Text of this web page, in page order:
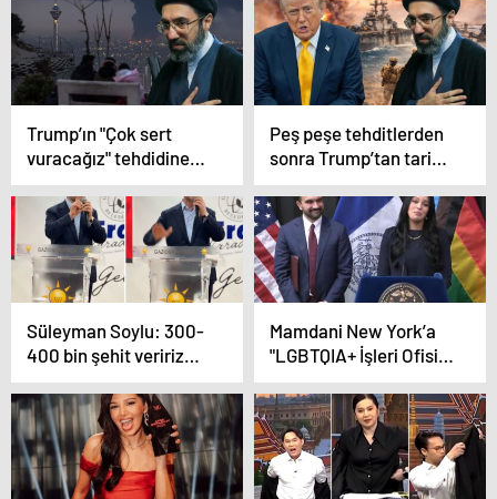
görüntüleri
Trump’ın "Çok sert
vuracağız" tehdidine
İran meydan okudu
Peş peşe tehditlerden
sonra Trump’tan tarihi
geri adımı: İran’a
bırakmaya hazır
Süleyman Soylu: 300-
400 bin şehit veririz
ama Allah’ın izniyle
İsrail diye bir memleket
kalmaz
Mamdani New York’a
"LGBTQIA+ İşleri Ofisi"
kurdu! Başına trans
kadın getirdi